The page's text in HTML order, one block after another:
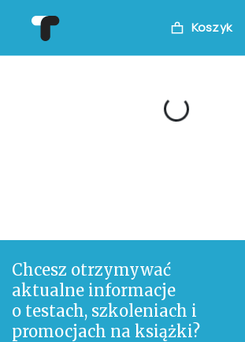
Koszyk
Loading...
Chcesz otrzymywać
aktualne informacje
o testach, szkoleniach i
promocjach na książki?